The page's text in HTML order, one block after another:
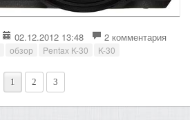
02.12.2012 13:48 2 комментария
обзор Pentax K-30 K-30
1 2 3